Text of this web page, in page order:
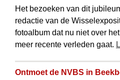
Het bezoeken van dit
redactie van de
fotoalbum dat nu niet over
meer recente verleden gaat.
Ontmoet de NVBS in